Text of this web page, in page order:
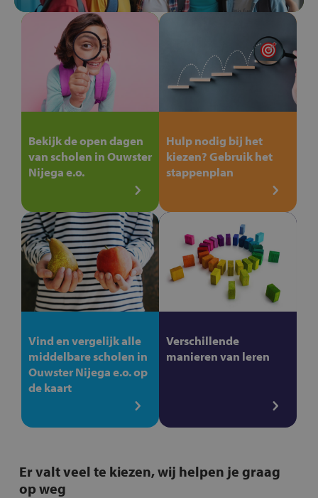
Bekijk de open dagen
van scholen in Ouwster
Nijega e.o.
Hulp nodig bij het
kiezen? Gebruik het
stappenplan
Vind en vergelijk alle
middelbare scholen in
Ouwster Nijega e.o. op
de kaart
Verschillende
manieren van leren
Er valt veel te kiezen, wij helpen je graag
op weg